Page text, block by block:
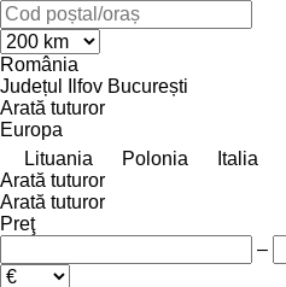
România
Județul Ilfov București
Arată tuturor
Europa
Lituania
Polonia Italia
Arată tuturor
Arată tuturor
Preţ
–